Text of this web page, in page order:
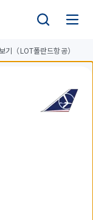
기（LOT폴란드항공）